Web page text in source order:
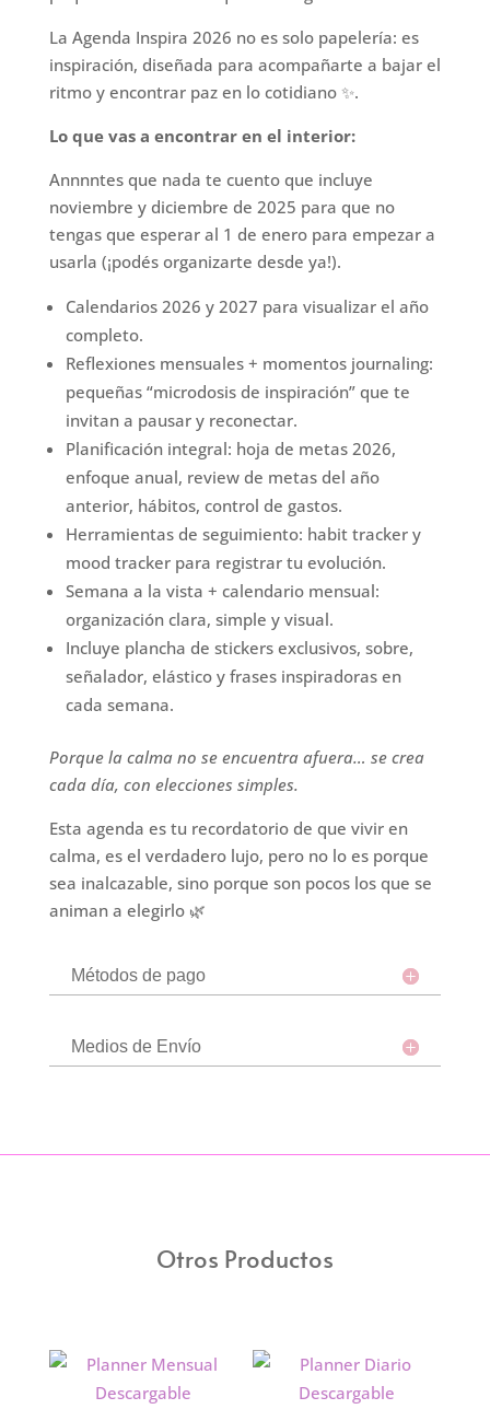
La Agenda Inspira 2026 no es solo papelería: es
inspiración, diseñada para acompañarte a bajar el
ritmo y encontrar paz en lo cotidiano ✨.
Lo que vas a encontrar en el interior:
Annnntes que nada te cuento que incluye
noviembre y diciembre de 2025 para que no
tengas que esperar al 1 de enero para empezar a
usarla (¡podés organizarte desde ya!).
Calendarios 2026 y 2027 para visualizar el año
completo.
Reflexiones mensuales + momentos journaling:
pequeñas “microdosis de inspiración” que te
invitan a pausar y reconectar.
Planificación integral: hoja de metas 2026,
enfoque anual, review de metas del año
anterior, hábitos, control de gastos.
Herramientas de seguimiento: habit tracker y
mood tracker para registrar tu evolución.
Semana a la vista + calendario mensual:
organización clara, simple y visual.
Incluye plancha de stickers exclusivos, sobre,
señalador, elástico y frases inspiradoras en
cada semana.
Porque la calma no se encuentra afuera… se crea
cada día, con elecciones simples.
Esta agenda es tu recordatorio de que vivir en
calma, es el verdadero lujo, pero no lo es porque
sea inalcazable, sino porque son pocos los que se
animan a elegirlo 🌿
Métodos de pago
Medios de Envío
Otros Productos